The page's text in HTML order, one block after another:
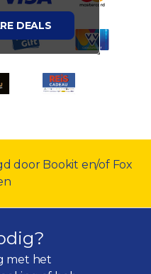
DEALS
door Bookit en/of Fox
met het